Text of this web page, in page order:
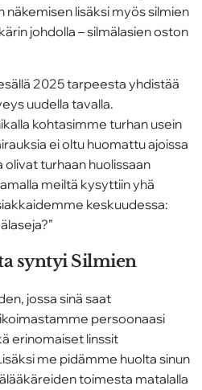
lisäksi myös silmien
johdolla – silmälasien oston
2025 tarpeesta yhdistää
uudella tavalla.
kohtasimme turhan usein
ei oltu huomattu ajoissa
olivat turhaan huolissaan
meiltä kysyttiin yhä
keskuudessa:
syntyi Silmien
jossa sinä saat
persoonaasi
erinomaiset linssit
me pidämme huolta sinun
toimesta matalalla